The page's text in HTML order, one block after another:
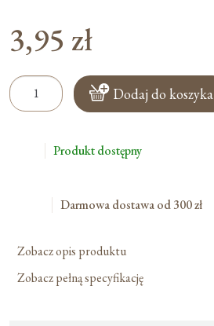
3,95 zł
ilość
Brelok
Odlewany
Dodaj do koszyka
Produkt dostępny
Darmowa dostawa od 300 zł
Zobacz opis produktu
Zobacz pełną specyfikację